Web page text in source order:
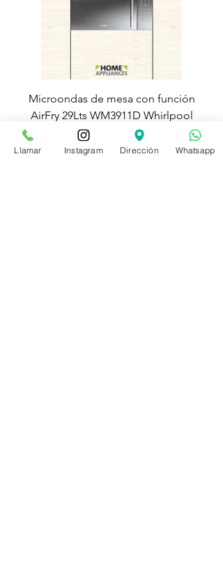
Microondas de mesa con función
AirFry 29Lts WM3911D Whirlpool
Precio
$ 1.419.900 Precio de oferta
$ 779.900
Llamar Instagram Dirección Whatsapp